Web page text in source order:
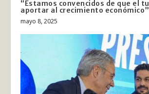
“Estamos convencidos de que el
aportar al crecimiento económico”
mayo 8, 2025